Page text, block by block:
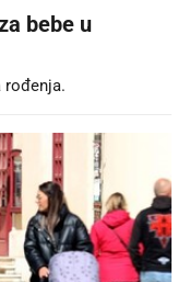
bebe u
rođenja.